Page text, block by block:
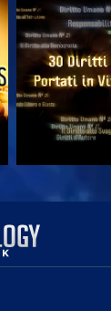
GUARDA